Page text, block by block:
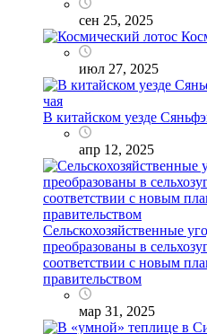
сен 25, 2025
июл 27, 2025
В китайском уезде
апр 12, 2025
Сельскохозяйственные
преобразованы в
соответствии с новым
правительством
мар 31, 2025